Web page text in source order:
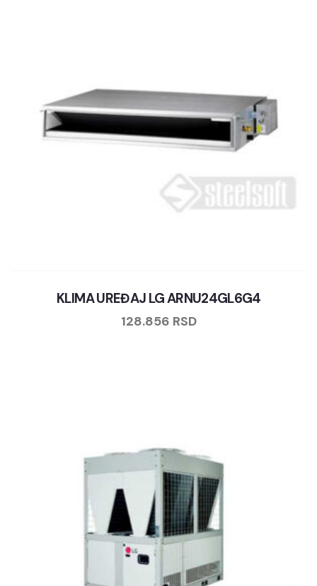
KLIMA UREĐAJ LG ARNU24GL6G4
128.856 RSD